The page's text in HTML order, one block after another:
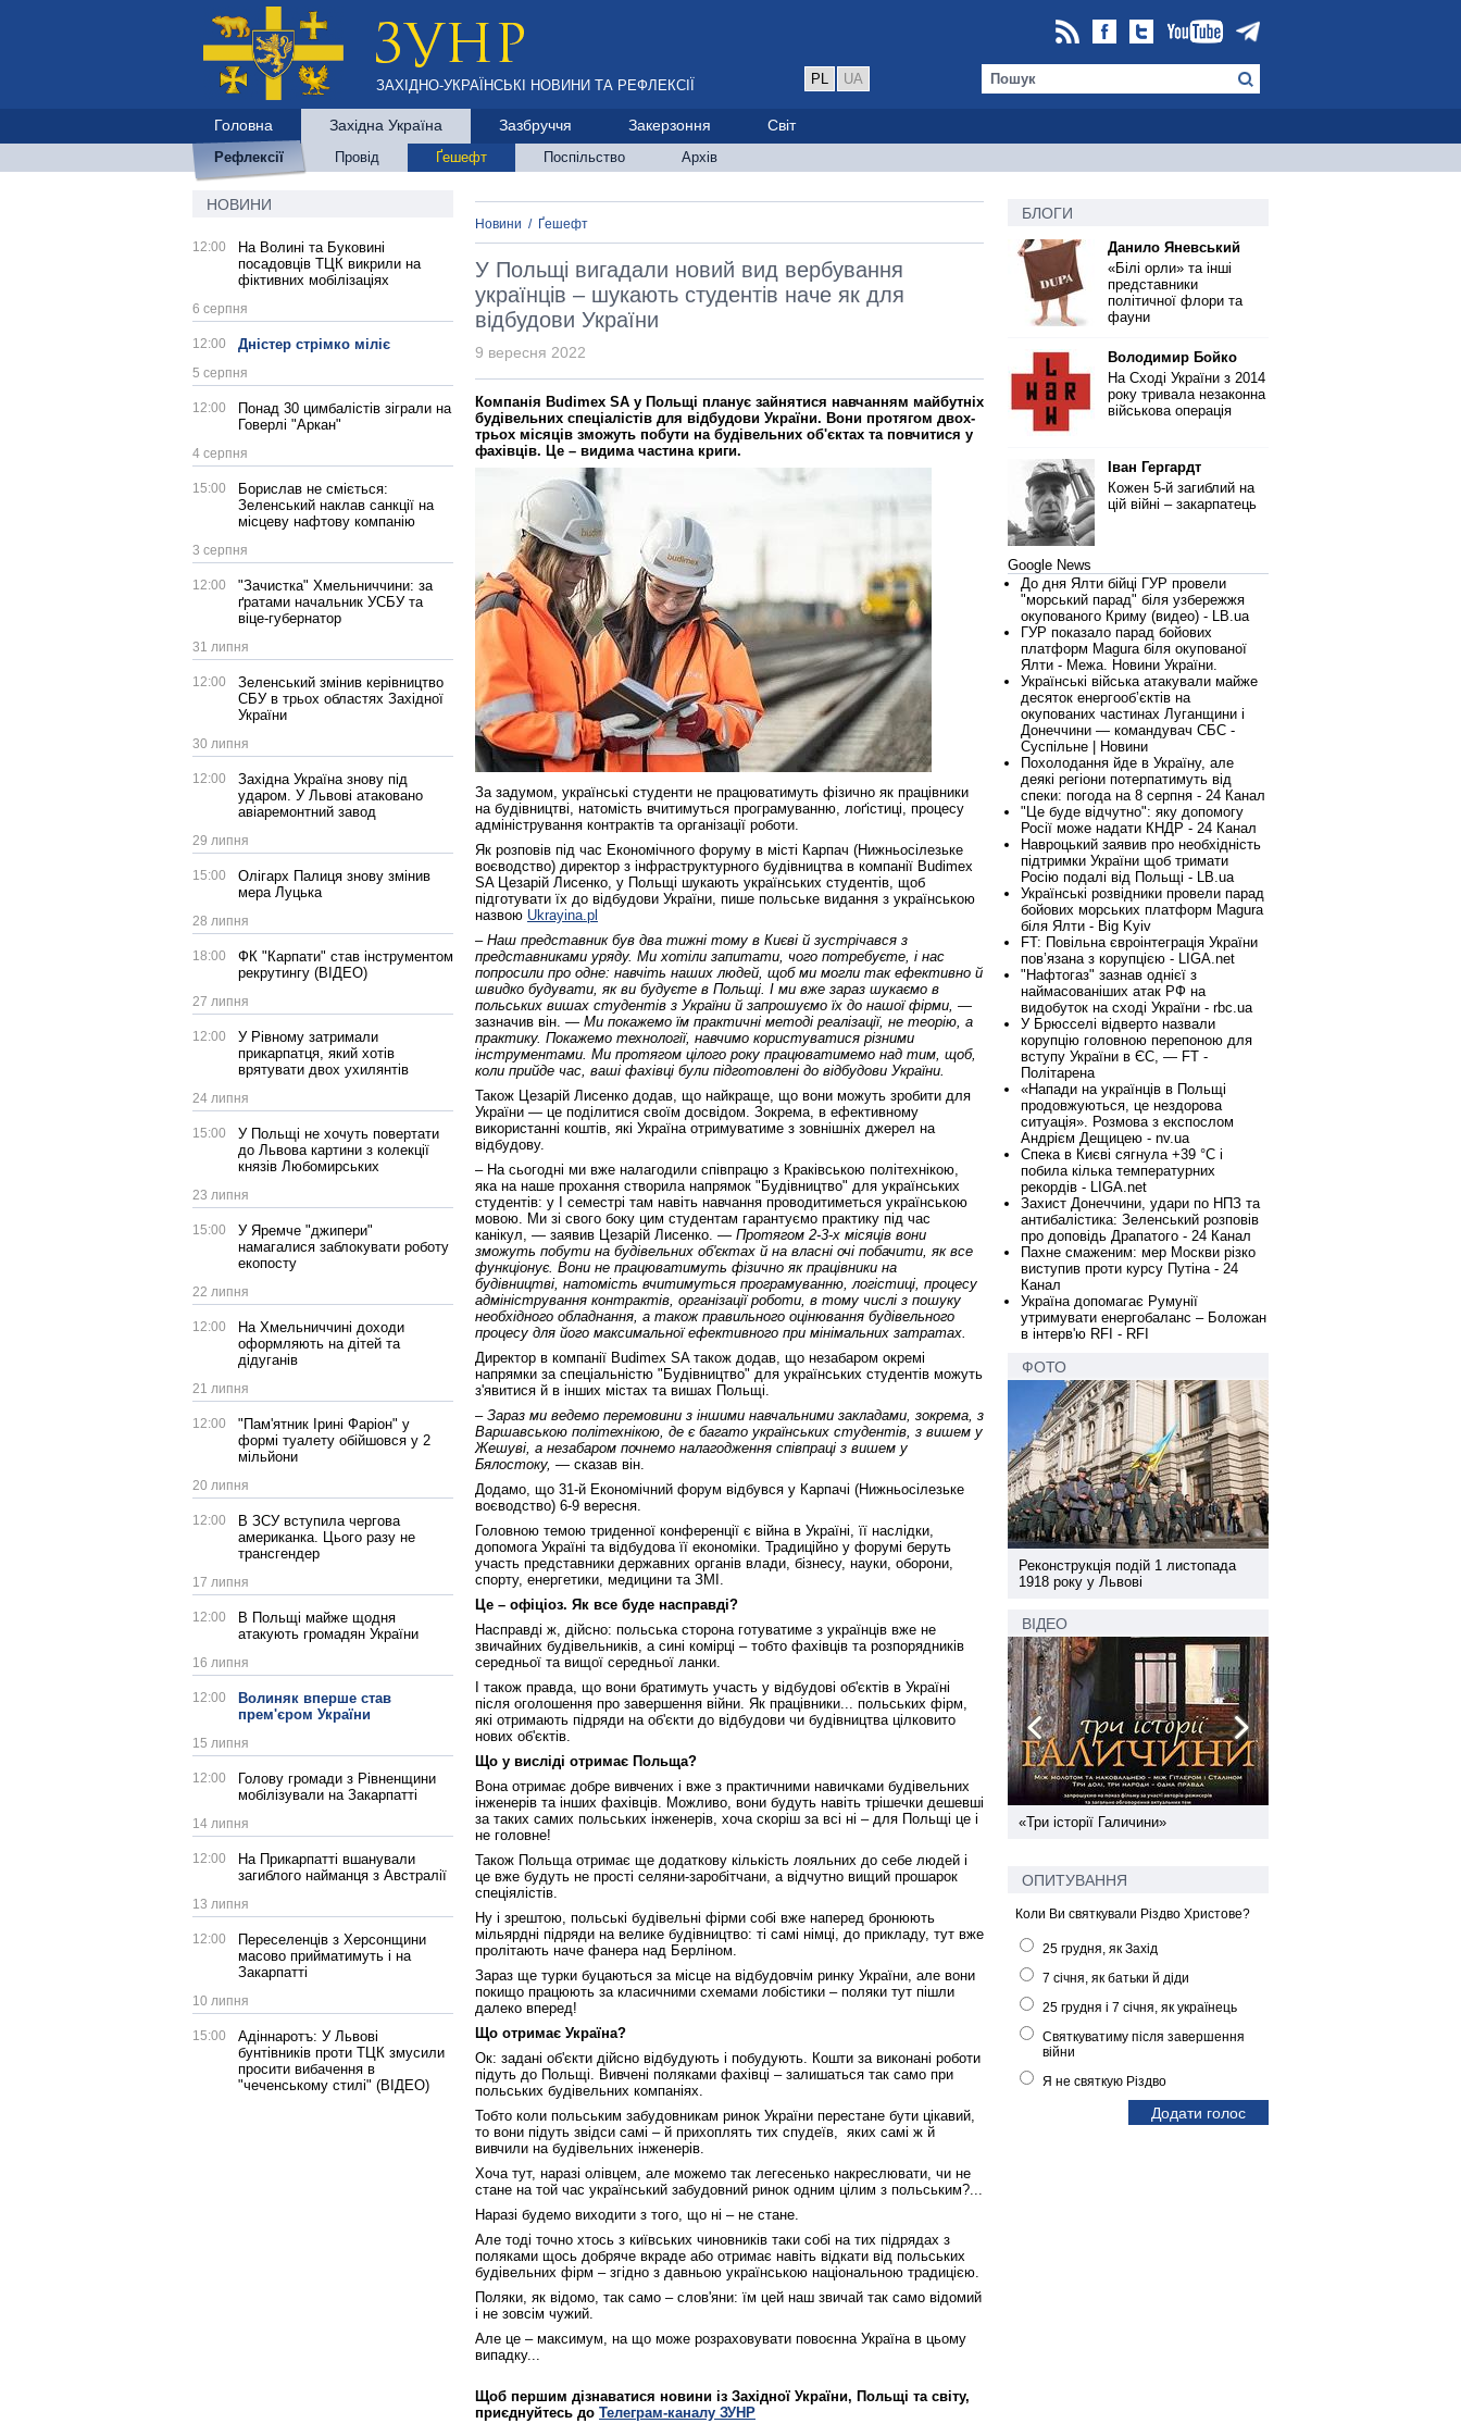
ЗАХІДНО-УКРАЇНСЬКІ НОВИНИ ТА РЕФЛЕКСІЇ PL UA
Головна Західна Україна Зазбруччя Закерзоння Світ
Рефлексії Провід Ґешефт Поспільство Архів
НОВИНИ
12:00
На Волині та Буковині
посадовців ТЦК викрили на
фіктивних мобілізаціях
6 серпня
12:00 Дністер стрімко міліє
5 серпня
12:00
Понад 30 цимбалістів зіграли на
Говерлі "Аркан"
4 серпня
15:00
Борислав не сміється:
Зеленський наклав санкції на
місцеву нафтову компанію
3 серпня
12:00
"Зачистка" Хмельниччини: за
ґратами начальник УСБУ та
віце-губернатор
31 липня
12:00
Зеленський змінив керівництво
СБУ в трьох областях Західної
України
30 липня
12:00
Західна Україна знову під
ударом. У Львові атаковано
авіаремонтний завод
29 липня
15:00
Олігарх Палиця знову змінив
мера Луцька
28 липня
18:00
ФК "Карпати" став інструментом
рекрутингу (ВІДЕО)
27 липня
12:00
У Рівному затримали
прикарпатця, який хотів
врятувати двох ухилянтів
24 липня
15:00
У Польщі не хочуть повертати
до Львова картини з колекції
князів Любомирських
23 липня
15:00
У Яремче "джипери"
намагалися заблокувати роботу
екопосту
22 липня
12:00
На Хмельниччині доходи
оформляють на дітей та
дідуганів
21 липня
12:00
"Пам'ятник Ірині Фаріон" у
формі туалету обійшовся у 2
мільйони
20 липня
12:00
В ЗСУ вступила чергова
американка. Цього разу не
трансгендер
17 липня
12:00
В Польщі майже щодня
атакують громадян України
16 липня
12:00
Волиняк вперше став
прем'єром України
15 липня
12:00
Голову громади з Рівненщини
мобілізували на Закарпатті
14 липня
12:00
На Прикарпатті вшанували
загиблого найманця з Австралії
13 липня
12:00
Переселенців з Херсонщини
масово прийматимуть і на
Закарпатті
10 липня
15:00
Адіннаротъ: У Львові
бунтівників проти ТЦК змусили
просити вибачення в
"чеченському стилі" (ВІДЕО)
Новини / Ґешефт
У Польщі вигадали новий вид вербування
українців – шукають студентів наче як для
відбудови України
9 вересня 2022
Компанія Budimex SA у Польщі планує зайнятися навчанням майбутніх
будівельних спеціалістів для відбудови України. Вони протягом двох-
трьох місяців зможуть побути на будівельних об'єктах та повчитися у
фахівців. Це – видима частина криги.
За задумом, українські студенти не працюватимуть фізично як працівники
на будівництві, натомість вчитимуться програмуванню, лоґістиці, процесу
адміністрування контрактів та організації роботи.
Як розповів під час Економічного форуму в місті Карпач (Нижньосілезьке
воєводство) директор з інфраструктурного будівництва в компанії Budimex
SA Цезарій Лисенко, у Польщі шукають українських студентів, щоб
підготувати їх до відбудови України, пише польське видання з українською
назвою Ukrayina.pl
– Наш представник був два тижні тому в Києві й зустрічався з
представниками уряду. Ми хотіли запитати, чого потребуєте, і нас
попросили про одне: навчіть наших людей, щоб ми могли так ефективно й
швидко будувати, як ви будуєте в Польщі. І ми вже зараз шукаємо в
польських вишах студентів з України й запрошуємо їх до нашої фірми, —
зазначив він. — Ми покажемо їм практичні методі реалізації, не теорію, а
практику. Покажемо технології, навчимо користуватися різними
інструментами. Ми протягом цілого року працюватимемо над тим, щоб,
коли прийде час, ваші фахівці були підготовлені до відбудови України.
Також Цезарій Лисенко додав, що найкраще, що вони можуть зробити для
України — це поділитися своїм досвідом. Зокрема, в ефективному
використанні коштів, які Україна отримуватиме з зовнішніх джерел на
відбудову.
– На сьогодні ми вже налагодили співпрацю з Краківською політехнікою,
яка на наше прохання створила напрямок "Будівництво" для українських
студентів: у І семестрі там навіть навчання проводитиметься українською
мовою. Ми зі свого боку цим студентам гарантуємо практику під час
канікул, — заявив Цезарій Лисенко. — Протягом 2-3-х місяців вони
зможуть побути на будівельних об'єктах й на власні очі побачити, як все
функціонує. Вони не працюватимуть фізично як працівники на
будівництві, натомість вчитимуться програмуванню, логістиці, процесу
адміністрування контрактів, організації роботи, в тому числі з пошуку
необхідного обладнання, а також правильного оцінювання будівельного
процесу для його максимальної ефективного при мінімальних затратах.
Директор в компанії Budimex SA також додав, що незабаром окремі
напрямки за спеціальністю "Будівництво" для українських студентів можуть
з'явитися й в інших містах та вишах Польщі.
– Зараз ми ведемо перемовини з іншими навчальними закладами, зокрема, з
Варшавською політехнікою, де є багато українських студентів, з вишем у
Жешуві, а незабаром почнемо налагодження співпраці з вишем у
Бялостоку, — сказав він.
Додамо, що 31-й Економічний форум відбувся у Карпачі (Нижньосілезьке
воєводство) 6‑9 вересня.
Головною темою триденної конференції є війна в Україні, її наслідки,
допомога Україні та відбудова її економіки. Традиційно у форумі беруть
участь представники державних органів влади, бізнесу, науки, оборони,
спорту, енергетики, медицини та ЗМІ.
Це – офіціоз. Як все буде насправді?
Насправді ж, дійсно: польська сторона готуватиме з українців вже не
звичайних будівельників, а сині комірці – тобто фахівців та розпорядників
середньої та вищої середньої ланки.
І також правда, що вони братимуть участь у відбудові об'єктів в Україні
після оголошення про завершення війни. Як працівники... польських фірм,
які отримають підряди на об'єкти до відбудови чи будівництва цілковито
нових об'єктів.
Що у висліді отримає Польща?
Вона отримає добре вивчених і вже з практичними навичками будівельних
інженерів та інших фахівців. Можливо, вони будуть навіть трішечки дешевші
за таких самих польських інженерів, хоча скоріш за всі ні – для Польщі це і
не головне!
Також Польща отримає ще додаткову кількість лояльних до себе людей і
це вже будуть не прості селяни‑заробітчани, а відчутно вищий прошарок
спеціялістів.
Ну і зрештою, польські будівельні фірми собі вже наперед бронюють
мільярдні підряди на велике будівництво: ті самі німці, до прикладу, тут вже
пролітають наче фанера над Берліном.
Зараз ще турки буцаються за місце на відбудовчім ринку України, але вони
покищо працюють за класичними схемами лобістики – поляки тут пішли
далеко вперед!
Що отримає Україна?
Ок: задані об'єкти дійсно відбудують і побудують. Кошти за виконані роботи
підуть до Польщі. Вивчені поляками фахівці – залишаться так само при
польських будівельних компаніях.
Тобто коли польським забудовникам ринок України перестане бути цікавий,
то вони підуть звідси самі – й прихоплять тих спудеїв, яких самі ж й
вивчили на будівельних інженерів.
Хоча тут, наразі олівцем, але можемо так легесенько накреслювати, чи не
стане на той час український забудовний ринок одним цілим з польським?...
Наразі будемо виходити з того, що ні – не стане.
Але тоді точно хтось з київських чиновників таки собі на тих підрядах з
поляками щось добряче вкраде або отримає навіть відкати від польських
будівельних фірм – згідно з давньою українською національною традицією.
Поляки, як відомо, так само – слов'яни: їм цей наш звичай так само відомий
і не зовсім чужий.
Але це – максимум, на що може розраховувати повоєнна Україна в цьому
випадку...
Щоб першим дізнаватися новини із Західної України, Польщі та світу,
приєднуйтесь до Телеграм-каналу ЗУНР
БЛОГИ
Данило Яневський
«Білі орли» та інші
представники
політичної флори та
фауни
Володимир Бойко
На Сході України з 2014
року тривала незаконна
військова операція
Іван Гергардт
Кожен 5-й загиблий на
цій війні – закарпатець
Google News
До дня Ялти бійці ГУР провели
"морський парад" біля узбережжя
окупованого Криму (видео) - LB.ua
ГУР показало парад бойових
платформ Magura біля окупованої
Ялти - Межа. Новини України.
Українські війська атакували майже
десяток енергооб’єктів на
окупованих частинах Луганщини і
Донеччини — командувач СБС -
Суспільне | Новини
Похолодання йде в Україну, але
деякі регіони потерпатимуть від
спеки: погода на 8 серпня - 24 Канал
"Це буде відчутно": яку допомогу
Росії може надати КНДР - 24 Канал
Навроцький заявив про необхідність
підтримки України щоб тримати
Росію подалі від Польщі - LB.ua
Українські розвідники провели парад
бойових морських платформ Magura
біля Ялти - Big Kyiv
FT: Повільна євроінтеграція України
пов’язана з корупцією - LIGA.net
"Нафтогаз" зазнав однієї з
наймасованіших атак РФ на
видобуток на сході України - rbc.ua
У Брюсселі відверто назвали
корупцію головною перепоною для
вступу України в ЄС, — FT -
Політарена
«Напади на українців в Польщі
продовжуються, це нездорова
ситуація». Розмова з експослом
Андрієм Дещицею - nv.ua
Спека в Києві сягнула +39 °C і
побила кілька температурних
рекордів - LIGA.net
Захист Донеччини, удари по НПЗ та
антибалістика: Зеленський розповів
про доповідь Драпатого - 24 Канал
Пахне смаженим: мер Москви різко
виступив проти курсу Путіна - 24
Канал
Україна допомагає Румунії
утримувати енергобаланс – Боложан
в інтерв'ю RFI - RFI
ФОТО
Реконструкція подій 1 листопада
Реконструкція подій 1 листопада
1918 року у Львові
ВІДЕО
Спільний інформпростір Західної
«Три історії Галичини»
ОПИТУВАННЯ
Коли Ви святкували Різдво Христове?
25 грудня, як Захід
7 січня, як батьки й діди
25 грудня і 7 січня, як українець
Святкуватиму після завершення
війни
Я не святкую Різдво